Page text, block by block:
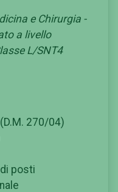
e Chirurgia -
a livello
L/SNT4
270/04)
posti